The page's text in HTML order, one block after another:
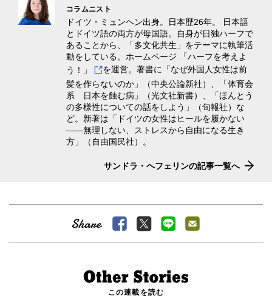
コラムニスト
ドイツ・ミュンヘン出身。日本歴26年。 日本語
とドイツ語の両方が母国語。自身が日独ハーフで
あることから、「多文化共生」をテーマに執筆活
動をしている。ホームページ
「ハーフを考えよ
う！」
を運営。著書に「なぜ外国人女性は前
髪を作らないのか」（中央公論新社）、「体育会
系 日本を蝕む病」（光文社新書）、「ほんとう
の多様性についての話をしよう」（旬報社）な
ど。新著は「ドイツの女性はヒールを履かない
――無理しない、ストレスから自由になる生き
方」（自由国民社）。
サンドラ・ヘフェリンの記事一覧へ
この連載を読む